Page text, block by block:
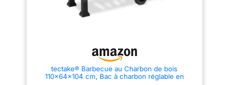
barbecue au charbon portable
un équipement durable
manipulation des aliments ; le
barbecue au charbon est fourni
avec une housse de protection
d'évacuer l'excès de fumée,
pratiques pour le confort et la
est doté d’étagères rabattables,
de 8 crochets pour des
tectake® Barbecue au Charbon de bois
110x64x104 cm, Bac à charbon réglable en